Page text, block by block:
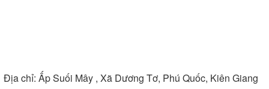
Địa chỉ: Ấp Suối Mây , Xã Dương Tơ, Phú Quốc, Kiên Giang